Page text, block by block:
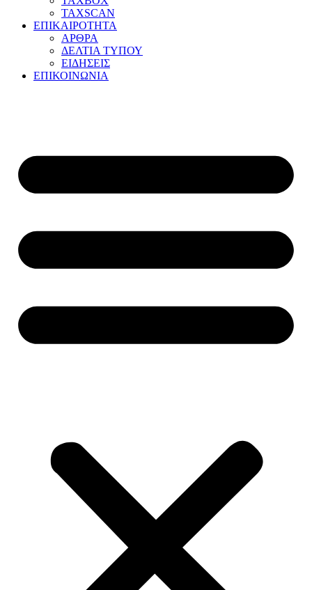
TAXSCAN
ΕΠΙΚΑΙΡΟΤΗΤΑ
ΑΡΘΡΑ
ΔΕΛΤΙΑ ΤΥΠΟΥ
ΕΙΔΗΣΕΙΣ
ΕΠΙΚΟΙΝΩΝΙΑ